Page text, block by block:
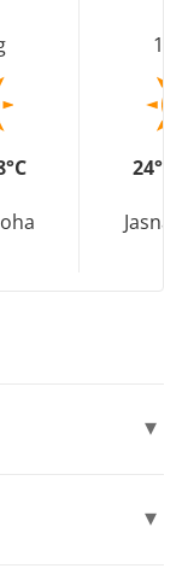
13
24°C
Jasná